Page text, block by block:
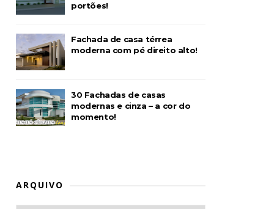
portões!
Fachada de casa térrea
moderna com pé direito alto!
30 Fachadas de casas
modernas e cinza – a cor do
momento!
ARQUIVO